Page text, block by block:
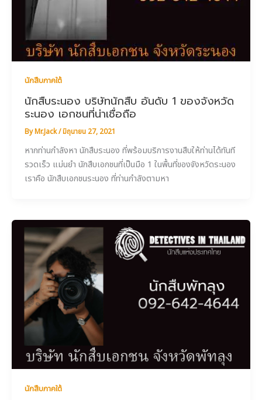
นักสืบภาคใต้
นักสืบระนอง บริษัทนักสืบ อันดับ 1 ของจังหวัด
ระนอง เอกชนที่น่าเชื่อถือ
ByMr.Jack/มิถุนายน 27, 2021
หากท่านกำลังหา นักสืบระนอง ที่พร้อมบริการงานสืบให้ท่านได้ทันที
รวดเร็ว แม่นยำ นักสืบเอกชนที่เป็นมือ 1 ในพื้นที่ของจังหวัดระนอง
เราคือ นักสืบเอกชนระนอง ที่ท่านกำลังตามหา
นักสืบภาคใต้